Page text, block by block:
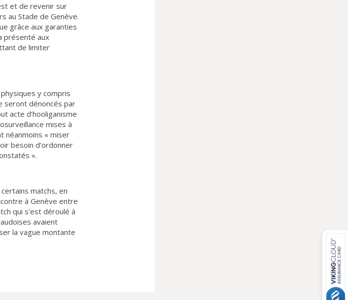
et de revenir sur
au Stade de Genève.
grâce aux garanties
présenté aux
de limiter
y compris
seront dénoncés par
acte d’hooliganisme
mises à
néanmoins « miser
besoin d’ordonner
».
matchs, en
à Genève entre
qui s'est déroulé à
avaient
la vague montante